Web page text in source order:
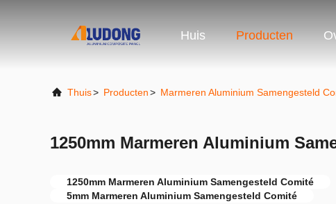
Huis Producten
Thuis> Producten> Marmeren Aluminium Samengesteld
1250mm Marmeren Aluminium
1250mm Marmeren Aluminium Samengesteld Comité
5mm Marmeren Aluminium Samengesteld Comité